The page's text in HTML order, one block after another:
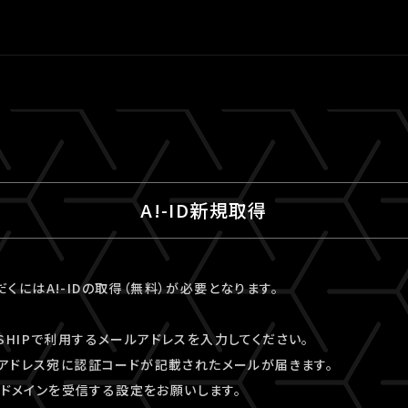
A!-ID新規取得
にはA!-IDの取得（無料）が必要となります。
で利用するメールアドレスを入力してください。
レス宛に認証コードが記載されたメールが届きます。
インを受信する設定をお願いします。